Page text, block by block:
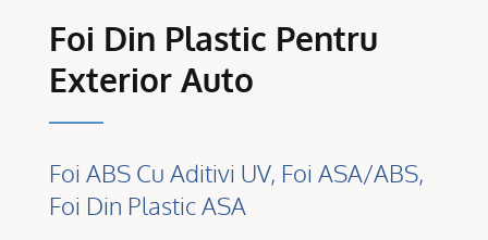
Foi Din Plastic Pentru
Exterior Auto
Foi ABS Cu Aditivi UV, Foi ASA/ABS,
Foi Din Plastic ASA